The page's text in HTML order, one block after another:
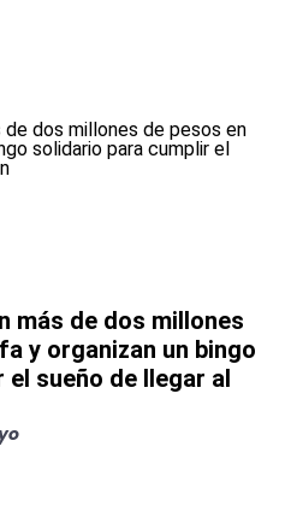
más de dos millones
y organizan un bingo
sueño de llegar al